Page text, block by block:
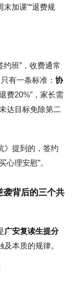
末加课”“退费规
约班”，收费通常
有一条标准：协
费20%”，家长需
达目标免除第二
》提到的，签约
心理安慰”。
袭背后的三个共
广安复读生提分
本质的规律。